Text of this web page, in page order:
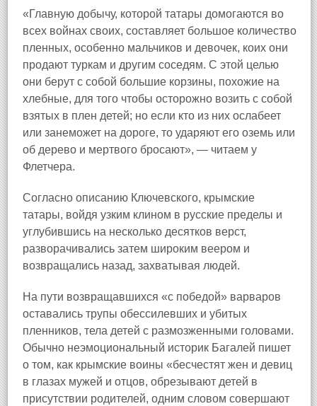
«Главную добычу, которой татары домогаются во
всех войнах своих, составляет большое количество
пленных, особенно мальчиков и девочек, коих они
продают туркам и другим соседям. С этой целью
они берут с собой большие корзины, похожие на
хлебные, для того чтобы осторожно возить с собой
взятых в плен детей; но если кто из них ослабеет
или занеможет на дороге, то ударяют его оземь или
об дерево и мертвого бросают», — читаем у
Флетчера.
Согласно описанию Ключевского, крымские
татары, войдя узким клином в русские пределы и
углубившись на несколько десятков верст,
разворачивались затем широким веером и
возвращались назад, захватывая людей.
На пути возвращавшихся «с победой» варваров
оставались трупы обессилевших и убитых
пленников, тела детей с размозженными головами.
Обычно неэмоциональный историк Багалей пишет
о том, как крымские воины «бесчестят жен и девиц
в глазах мужей и отцов, обрезывают детей в
присутствии родителей, одним словом совершают